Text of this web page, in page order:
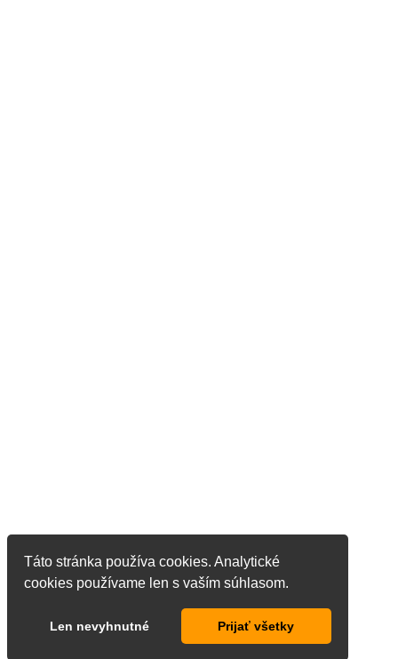
Táto stránka používa cookies. Analytické
cookies používame len s vaším súhlasom.
Len nevyhnutné Prijať všetky